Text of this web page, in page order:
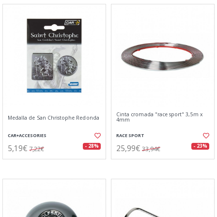
Medalla de San Christophe Redonda
CAR+ACCESORIES
5,19€ 7,22€ - 28%
Cinta cromada "race sport" 3,5m x
4mm
RACE SPORT
25,99€ 33,94€ - 23%